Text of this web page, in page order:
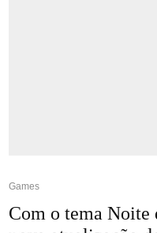
Games
Com o tema Noite